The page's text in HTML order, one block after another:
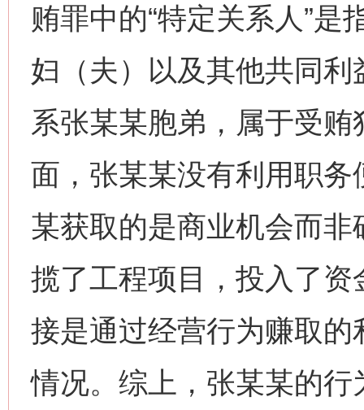
贿罪中的“特定关系人”
妇（夫）以及其他共同
系张某某胞弟，属于受贿
面，张某某没有利用职
某获取的是商业机会而
揽了工程项目，投入了
接是通过经营行为赚取
情况。综上，张某某的